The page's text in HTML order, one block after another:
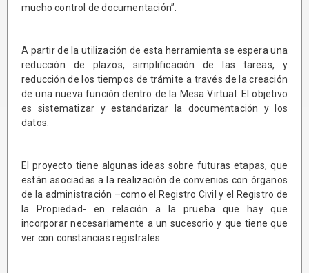
mucho control de documentación”.
A partir de la utilización de esta herramienta se espera una
reducción de plazos, simplificación de las tareas, y
reducción de los tiempos de trámite a través de la creación
de una nueva función dentro de la Mesa Virtual. El objetivo
es sistematizar y estandarizar la documentación y los
datos.
El proyecto tiene algunas ideas sobre futuras etapas, que
están asociadas a la realización de convenios con órganos
de la administración –como el Registro Civil y el Registro de
la Propiedad- en relación a la prueba que hay que
incorporar necesariamente a un sucesorio y que tiene que
ver con constancias registrales.